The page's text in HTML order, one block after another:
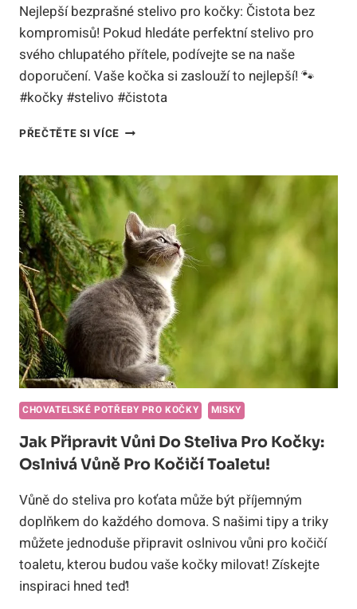
Nejlepší bezprašné stelivo pro kočky: Čistota bez
kompromisů! Pokud hledáte perfektní stelivo pro
svého chlupatého přítele, podívejte se na naše
doporučení. Vaše kočka si zaslouží to nejlepší! 🐾
#kočky #stelivo #čistota
PŘEČTĚTE SI VÍCENEJLEPŠÍ
PRO
KOČKY:
ČISTOTA
BEZ
KOMPROMISŮ!
CHOVATELSKÉ POTŘEBY PRO KOČKY MISKY
Jak Připravit Vůni Do Steliva Pro Kočky:
Oslnivá Vůně Pro Kočičí Toaletu!
Vůně do steliva pro koťata může být příjemným
doplňkem do každého domova. S našimi tipy a triky
můžete jednoduše připravit oslnivou vůni pro kočičí
toaletu, kterou budou vaše kočky milovat! Získejte
inspiraci hned teď!